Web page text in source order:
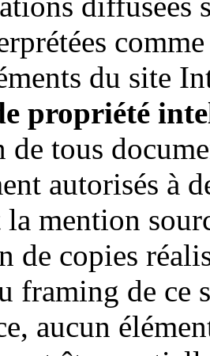
du site
propriété
tous
autorisés à
la mention
de copies
framing de ce
aucun